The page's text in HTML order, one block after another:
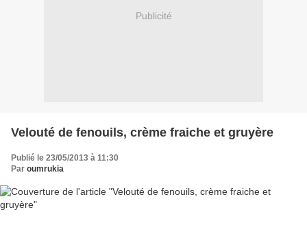
Publicité
Velouté de fenouils, crème fraiche et gruyère
Publié le 23/05/2013 à 11:30
Par oumrukia